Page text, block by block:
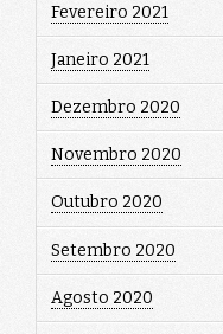
Fevereiro 2021
Janeiro 2021
Dezembro 2020
Novembro 2020
Outubro 2020
Setembro 2020
Agosto 2020